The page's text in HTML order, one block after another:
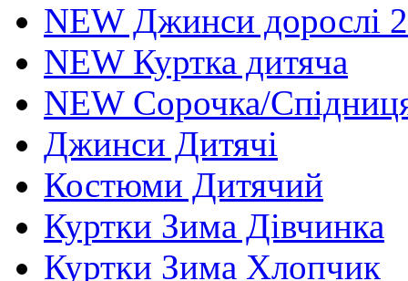
NEW Джинси дорослі
NEW Куртка дитяча
NEW Сорочка/
Джинси Дитячі
Костюми Дитячий
Куртки Зима Дівчинка
Куртки Зима Хлопчик